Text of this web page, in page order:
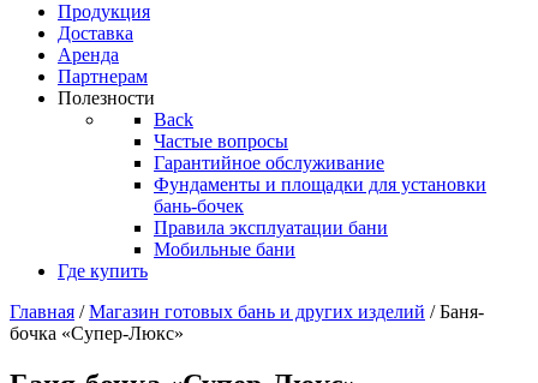
Продукция
Доставка
Аренда
Партнерам
Полезности
Back
Частые вопросы
Гарантийное обслуживание
Фундаменты и площадки для установки
бань-бочек
Правила эксплуатации бани
Мобильные бани
Где купить
Главная /Магазин готовых бань и других изделий / Баня-
бочка «Супер-Люкс»